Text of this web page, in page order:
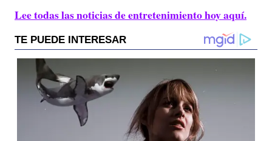
Lee todas las noticias de entretenimiento hoy aquí.